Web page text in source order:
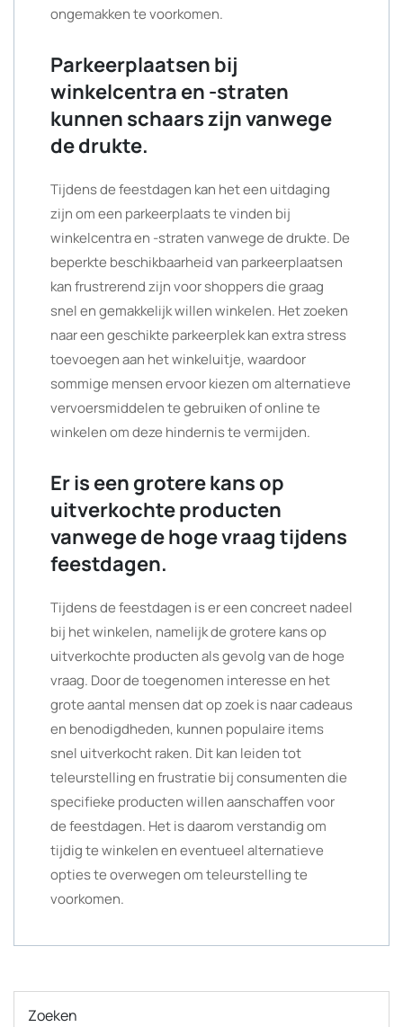
ongemakken te voorkomen.
Parkeerplaatsen bij
winkelcentra en -straten
kunnen schaars zijn vanwege
de drukte.
Tijdens de feestdagen kan het een uitdaging
zijn om een parkeerplaats te vinden bij
winkelcentra en -straten vanwege de drukte. De
beperkte beschikbaarheid van parkeerplaatsen
kan frustrerend zijn voor shoppers die graag
snel en gemakkelijk willen winkelen. Het zoeken
naar een geschikte parkeerplek kan extra stress
toevoegen aan het winkeluitje, waardoor
sommige mensen ervoor kiezen om alternatieve
vervoersmiddelen te gebruiken of online te
winkelen om deze hindernis te vermijden.
Er is een grotere kans op
uitverkochte producten
vanwege de hoge vraag tijdens
feestdagen.
Tijdens de feestdagen is er een concreet nadeel
bij het winkelen, namelijk de grotere kans op
uitverkochte producten als gevolg van de hoge
vraag. Door de toegenomen interesse en het
grote aantal mensen dat op zoek is naar cadeaus
en benodigdheden, kunnen populaire items
snel uitverkocht raken. Dit kan leiden tot
teleurstelling en frustratie bij consumenten die
specifieke producten willen aanschaffen voor
de feestdagen. Het is daarom verstandig om
tijdig te winkelen en eventueel alternatieve
opties te overwegen om teleurstelling te
voorkomen.
Zoeken